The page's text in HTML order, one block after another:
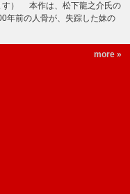
す） 本作は、松下龍之介氏の
年前の人骨が、失踪した妹の
more »